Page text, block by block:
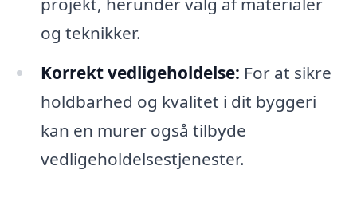
og teknikker.
Korrekt vedligeholdelse: For at sikre
holdbarhed og kvalitet i dit byggeri
kan en murer også tilbyde
vedligeholdelsestjenester.